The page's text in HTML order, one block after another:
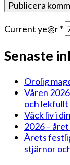
Current ye@r*
Senaste
Orolig
Våren
och
Väck liv i
2026 –
Årets
stjärnor